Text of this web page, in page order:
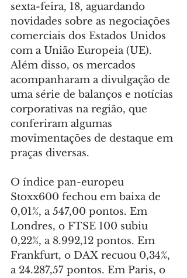
sexta-feira, 18, aguardando
novidades sobre as negociações
comerciais dos Estados Unidos
com a União Europeia (UE).
Além disso, os mercados
acompanharam a divulgação de
uma série de balanços e notícias
corporativas na região, que
conferiram algumas
movimentações de destaque em
praças diversas.
O índice pan-europeu
Stoxx600 fechou em baixa de
0,01%, a 547,00 pontos. Em
Londres, o FTSE 100 subiu
0,22%, a 8.992,12 pontos. Em
Frankfurt, o DAX recuou 0,34%,
a 24.287,57 pontos. Em Paris, o